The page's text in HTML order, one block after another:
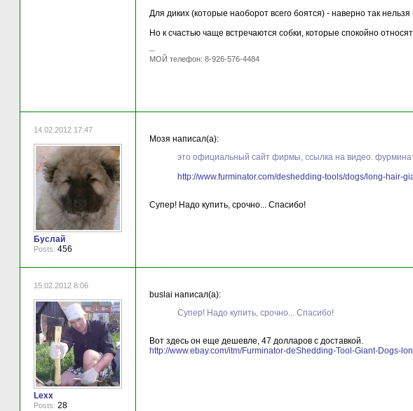
Для диких (которые наоборот всего боятся) - наверно так
Но к счастью чаще встречаются собки, которые спокойно
--
МОЙ телефон: 8-926-576-4484
14.02.2012 17:47
Буслай
Posts: 456
Мозя написал(а):
это официальный сайт фирмы, ссылка на видео.
http://www.furminator.com/deshedding-tools/dogs/long-hair-
Супер! Надо купить, срочно... Спасибо!
15.02.2012 8:06
Lexx
Posts: 28
buslai написал(а):
Супер! Надо купить, срочно... Спасибо!
Вот здесь он еще дешевле, 47 долларов с доставкой.
http://www.ebay.com/itm/Furminator-deShedding-Tool-Giant-